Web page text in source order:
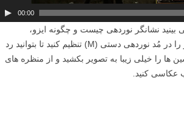
00:00
نشانگر نوردهی چیست و چگونه ایزو،
دیافراگم و سرعت شاتر را در مُد نوردهی دستی (M) تنظیم کنید تا بتوانید رد
ها را خیلی زیبا به تصویر بکشید و از منظره های
کنید.